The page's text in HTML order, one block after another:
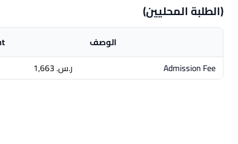
(الطلبة المحليين)
الوصف
Admission Fee
ر.س.‏ 1,663